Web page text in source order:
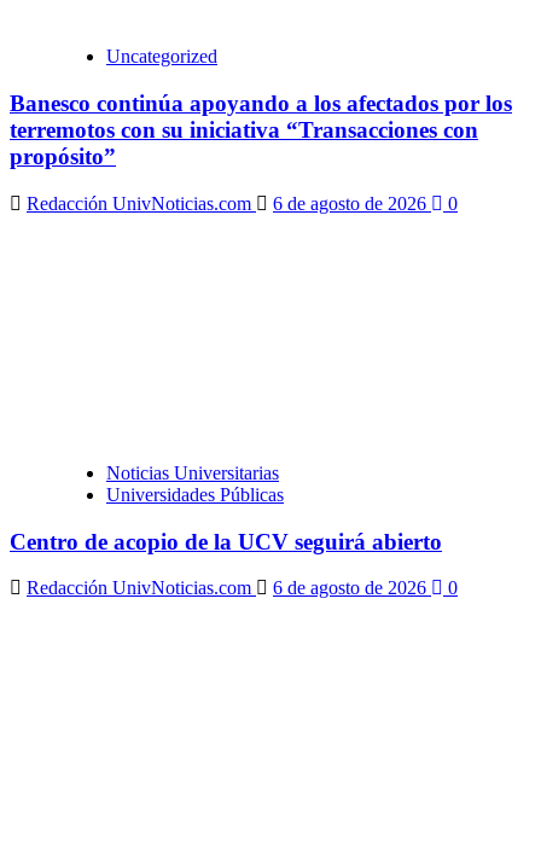
Uncategorized
Banesco continúa apoyando a los afectados por los
terremotos con su iniciativa “Transacciones con
propósito”
Redacción UnivNoticias.com 6 de agosto de 2026 0
Noticias Universitarias
Universidades Públicas
Centro de acopio de la UCV seguirá abierto
Redacción UnivNoticias.com 6 de agosto de 2026 0